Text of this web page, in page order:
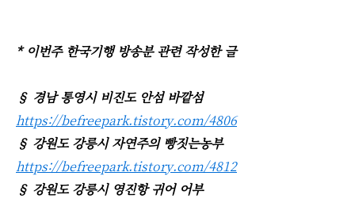
* 이번주 한국기행 방송분 관련 작성한 글
§ 경남 통영시 비진도 안섬 바깥섬
https://befreepark.tistory.com/4806
§ 강원도 강릉시 자연주의 빵짓는농부
https://befreepark.tistory.com/4812
§ 강원도 강릉시 영진항 귀어 어부